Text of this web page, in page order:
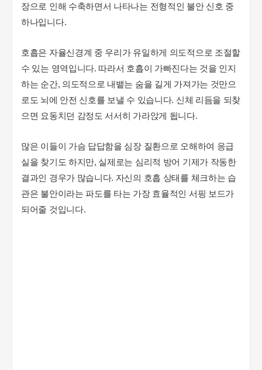
장으로 인해 수축하면서 나타나는 전형적인 불안 신호 중
하나입니다.
호흡은 자율신경계 중 우리가 유일하게 의도적으로 조절할
수 있는 영역입니다. 따라서 호흡이 가빠진다는 것을 인지
하는 순간, 의도적으로 내뱉는 숨을 길게 가져가는 것만으
로도 뇌에 안전 신호를 보낼 수 있습니다. 신체 리듬을 되찾
으면 요동치던 감정도 서서히 가라앉게 됩니다.
많은 이들이 가슴 답답함을 심장 질환으로 오해하여 응급
실을 찾기도 하지만, 실제로는 심리적 방어 기제가 작동한
결과인 경우가 많습니다. 자신의 호흡 상태를 체크하는 습
관은 불안이라는 파도를 타는 가장 효율적인 서핑 보드가
되어줄 것입니다.